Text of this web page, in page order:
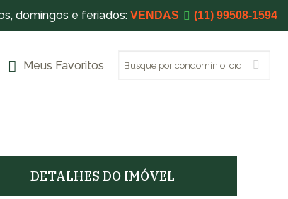
domingos e feriados: VENDAS (11) 99508-1594
Meus Favoritos
DETALHES DO IMÓVEL